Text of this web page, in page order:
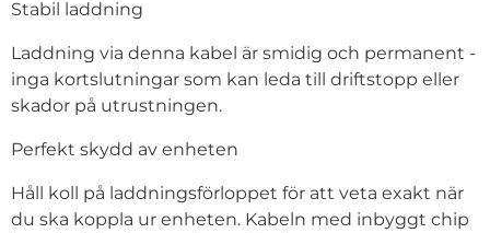
Stabil laddning
Laddning via denna kabel är smidig och permanent -
inga kortslutningar som kan leda till driftstopp eller
skador på utrustningen.
Perfekt skydd av enheten
Håll koll på laddningsförloppet för att veta exakt när
du ska koppla ur enheten. Kabeln med inbyggt chip